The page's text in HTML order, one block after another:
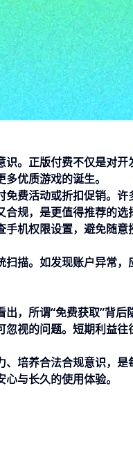
。正版付费不仅是对
优质游戏的诞生。
费活动或折扣促销。
规，是更值得推荐的选
机权限设置，避免随
描。如发现账户异常
，所谓“免费获取”背
视的问题。短期利益
培养合法合规意识，
与长久的使用体验。